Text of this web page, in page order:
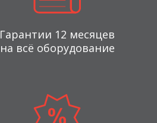
Гарантии 12 месяцев
на всё оборудование